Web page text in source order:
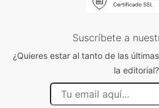
Suscríbete a
¿Quieres estar al tanto de las
la editorial?